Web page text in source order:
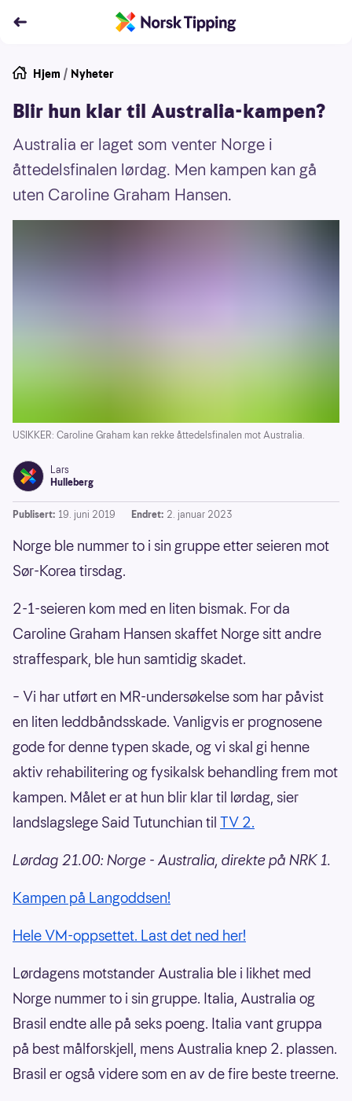
Hjem / Nyheter
Blir hun klar til Australia-kampen?
Australia er laget som venter Norge i
åttedelsfinalen lørdag. Men kampen kan gå
uten Caroline Graham Hansen.
USIKKER: Caroline Graham kan rekke åttedelsfinalen mot Australia.
Lars
Hulleberg
Publisert: 19. juni 2019 Endret: 2. januar 2023
Norge ble nummer to i sin gruppe etter seieren mot
Sør-Korea tirsdag.
2-1-seieren kom med en liten bismak. For da
Caroline Graham Hansen skaffet Norge sitt andre
straffespark, ble hun samtidig skadet.
– Vi har utført en MR-undersøkelse som har påvist
en liten leddbåndsskade. Vanligvis er prognosene
gode for denne typen skade, og vi skal gi henne
aktiv rehabilitering og fysikalsk behandling frem mot
kampen. Målet er at hun blir klar til lørdag, sier
landslagslege Said Tutunchian til TV 2.
Lørdag 21.00: Norge - Australia, direkte på NRK 1.
Kampen på Langoddsen!
Hele VM-oppsettet. Last det ned her!
Lørdagens motstander Australia ble i likhet med
Norge nummer to i sin gruppe. Italia, Australia og
Brasil endte alle på seks poeng. Italia vant gruppa
på best målforskjell, mens Australia knep 2. plassen.
Brasil er også videre som en av de fire beste treerne.